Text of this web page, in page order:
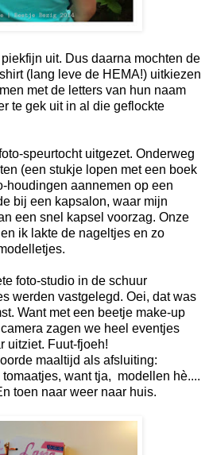
uit. Dus daarna mochten de
(lang leve de HEMA!) uitkiezen
met de letters van hun naam
te gek uit in al die geflockte
speurtocht uitgezet. Onderweg
(een stukje lopen met een boek
houdingen aannemen op een
bij een kapsalon, waar mijn
een snel kapsel voorzag. Onze
ik lakte de nageltjes en zo
foto-studio in de schuur
werden vastgelegd. Oei, dat was
Want met een beetje make-up
zagen we heel eventjes
uitziet. Fuut-fjoeh!
maaltijd als afsluiting:
want tja, modellen hè....
toen naar weer naar huis.